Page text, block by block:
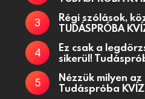
Régi szólások,
TUDÁSPRÓBA
Ez csak a
sikerül!
Nézzük milyen
Tudáspróba KVÍZ